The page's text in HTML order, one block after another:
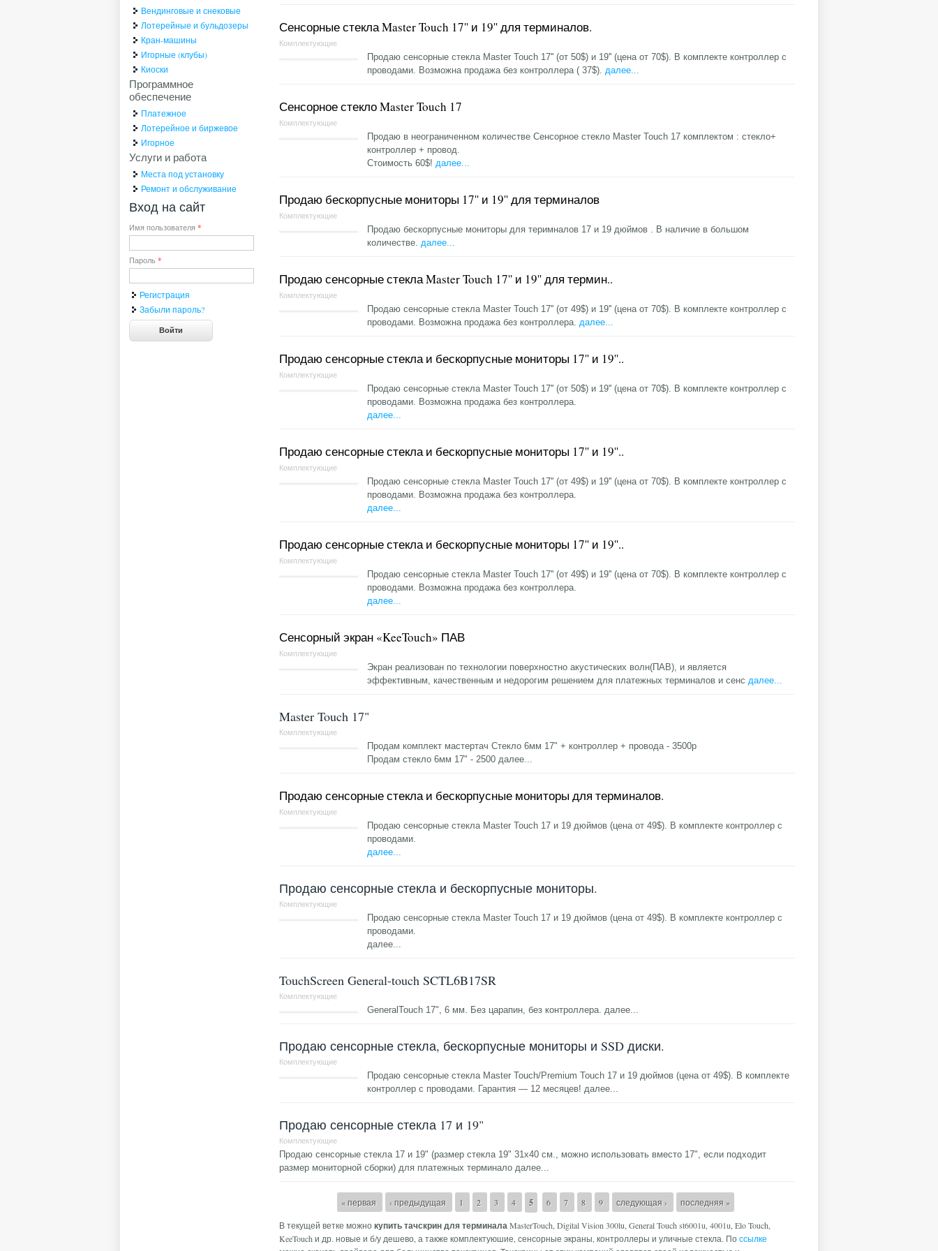
Сенсорные стекла Master Touch 17'' и 19'' для терминалов.
Комплектующие
Продаю сенсорные стекла Master Touch 17'' (от 50$) и 19'' (цена от 70$). В комплекте контроллер с
проводами. Возможна продажа без контроллера ( 37$).далее...
Сенсорное стекло Master Touch 17
Комплектующие
Продаю в неограниченном количестве Сенсорное стекло Master Touch 17 комплектом : стекло+
контроллер + провод.
Стоимость 60$!далее...
Продаю бескорпусные мониторы 17'' и 19'' для терминалов
Комплектующие
Продаю бескорпусные мониторы для теримналов 17 и 19 дюймов . В наличие в большом
количестве.далее...
Продаю сенсорные стекла Master Touch 17'' и 19'' для термин..
Комплектующие
Продаю сенсорные стекла Master Touch 17'' (от 49$) и 19'' (цена от 70$). В комплекте контроллер с
проводами. Возможна продажа без контроллера.далее...
Продаю сенсорные стекла и бескорпусные мониторы 17'' и 19''..
Комплектующие
Продаю сенсорные стекла Master Touch 17'' (от 50$) и 19'' (цена от 70$). В комплекте контроллер с
проводами. Возможна продажа без контроллера.
далее...
Продаю сенсорные стекла и бескорпусные мониторы 17'' и 19''..
Комплектующие
Продаю сенсорные стекла Master Touch 17'' (от 49$) и 19'' (цена от 70$). В комплекте контроллер с
проводами. Возможна продажа без контроллера.
далее...
Продаю сенсорные стекла и бескорпусные мониторы 17'' и 19''..
Комплектующие
Продаю сенсорные стекла Master Touch 17'' (от 49$) и 19'' (цена от 70$). В комплекте контроллер с
проводами. Возможна продажа без контроллера.
далее...
Сенсорный экран «KeeTouch» ПАВ
Комплектующие
Экран реализован по технологии поверхностно акустических волн(ПАВ), и является
эффективным, качественным и недорогим решением для платежных терминалов и сенсдалее...
Master Touch 17"
Комплектующие
Продам комплект мастертач Стекло 6мм 17" + контроллер + провода - 3500р
Продам стекло 6мм 17" - 2500далее...
Продаю сенсорные стекла и бескорпусные мониторы для терминалов.
Комплектующие
Продаю сенсорные стекла Master Touch 17 и 19 дюймов (цена от 49$). В комплекте контроллер с
проводами.
далее...
Продаю сенсорные стекла и бескорпусные мониторы.
Комплектующие
Продаю сенсорные стекла Master Touch 17 и 19 дюймов (цена от 49$). В комплекте контроллер с
проводами.
далее...
TouchScreen General-touch SCTL6B17SR
Комплектующие
GeneralTouch 17", 6 мм. Без царапин, без контроллера.далее...
Продаю сенсорные стекла, бескорпусные мониторы и SSD диски.
Комплектующие
Продаю сенсорные стекла Master Touch/Premium Touch 17 и 19 дюймов (цена от 49$). В комплекте
контроллер с проводами. Гарантия — 12 месяцев!далее...
Продаю сенсорные стекла 17 и 19"
Комплектующие
Продаю сенсорные стекла 17 и 19" (размер стекла 19" 31х40 см., можно использовать вместо 17", если подходит
размер мониторной сборки) для платежных терминалодалее...
Страницы« первая ‹ предыдущая 1 2 3 4 5 6 7 8 9 следующая › последняя »
В текущей ветке можнокупить тачскрин для терминалаMasterTouch, Digital Vision 300lu, General Touch st6001u, 4001u, Elo Touch,
KeeTouch и др. новые и б/у дешево, а также комплектуюшие, сенсорные экраны, контроллеры и уличные стекла. Поссылке
Вендинговые и снековые
Лотерейные и бульдозеры
Кран-машины
Игорные (клубы)
Киоски
Программное
обеспечение
Платежное
Лотерейное и биржевое
Игорное
Услуги и работа
Места под установку
Ремонт и обслуживание
Вход на сайт
Имя пользователя *
Пароль *
Регистрация
Забыли пароль?